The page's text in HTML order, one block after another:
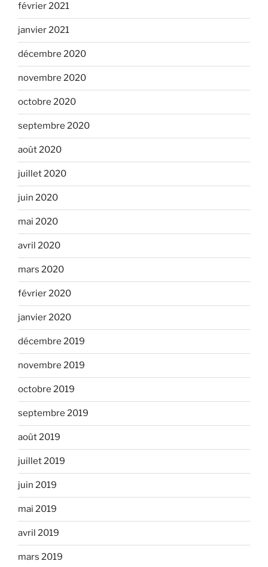
février 2021
janvier 2021
décembre 2020
novembre 2020
octobre 2020
septembre 2020
août 2020
juillet 2020
juin 2020
mai 2020
avril 2020
mars 2020
février 2020
janvier 2020
décembre 2019
novembre 2019
octobre 2019
septembre 2019
août 2019
juillet 2019
juin 2019
mai 2019
avril 2019
mars 2019